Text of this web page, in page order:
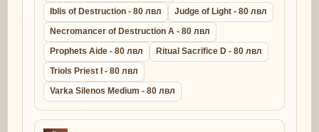
Iblis of Destruction - 80 лвл
Judge of Light - 80 лвл
Necromancer of Destruction A - 80 лвл
Prophets Aide - 80 лвл
Ritual Sacrifice D - 80 лвл
Triols Priest I - 80 лвл
Varka Silenos Medium - 80 лвл